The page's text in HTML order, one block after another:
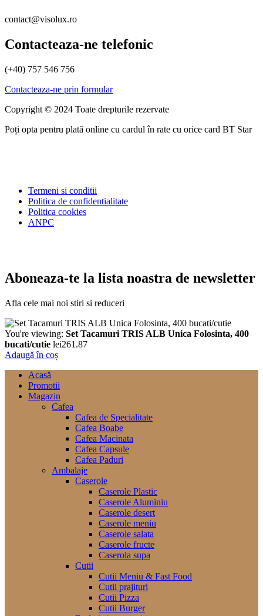
contact@visolux.ro
Contacteaza-ne telefonic
(+40) 757 546 756
Contacteaza-ne prin formular
Copyright © 2024 Toate drepturile rezervate
Poți opta pentru plată online cu cardul în rate cu orice card BT Star
Termeni si conditii
Politica de confidentialitate
Politica cookies
ANPC
Aboneaza-te la lista noastra de newsletter
Afla cele mai noi stiri si reduceri
You're viewing: Set Tacamuri TRIS ALB Unica Folosinta, 400
bucati/cutie lei261.87
Adaugă în coș
Acasă
Promotii
Magazin
Cafea
Cafea de Specialitate
Cafea Boabe
Cafea Macinata
Cafea Capsule
Cafea Paduri
Ambalaje
Caserole
Caserole Plastic
Caserole Aluminiu
Caserole desert
Caserole meniu
Caserole salata
Caserole fructe
Caserola supa
Cutii
Cutii Meniu & Fast Food
Cutii prajituri
Cutii Pizza
Cutii Burger